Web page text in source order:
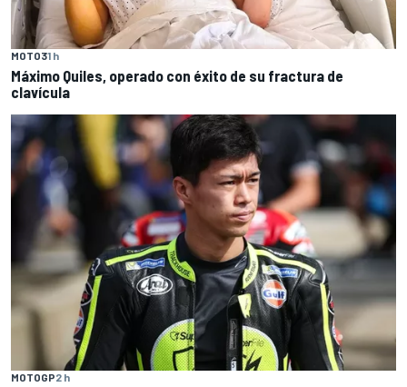
MOTO31 h
Máximo Quiles, operado con éxito de su fractura de
clavícula
MOTOGP2 h